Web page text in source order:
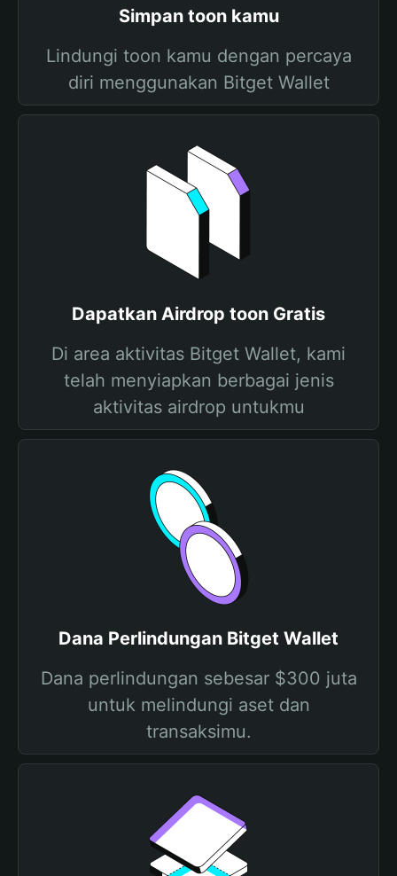
Simpan toon kamu
Lindungi toon kamu dengan percaya
diri menggunakan Bitget Wallet
Dapatkan Airdrop toon Gratis
Di area aktivitas Bitget Wallet, kami
telah menyiapkan berbagai jenis
aktivitas airdrop untukmu
Dana Perlindungan Bitget Wallet
Dana perlindungan sebesar $300 juta
untuk melindungi aset dan
transaksimu.